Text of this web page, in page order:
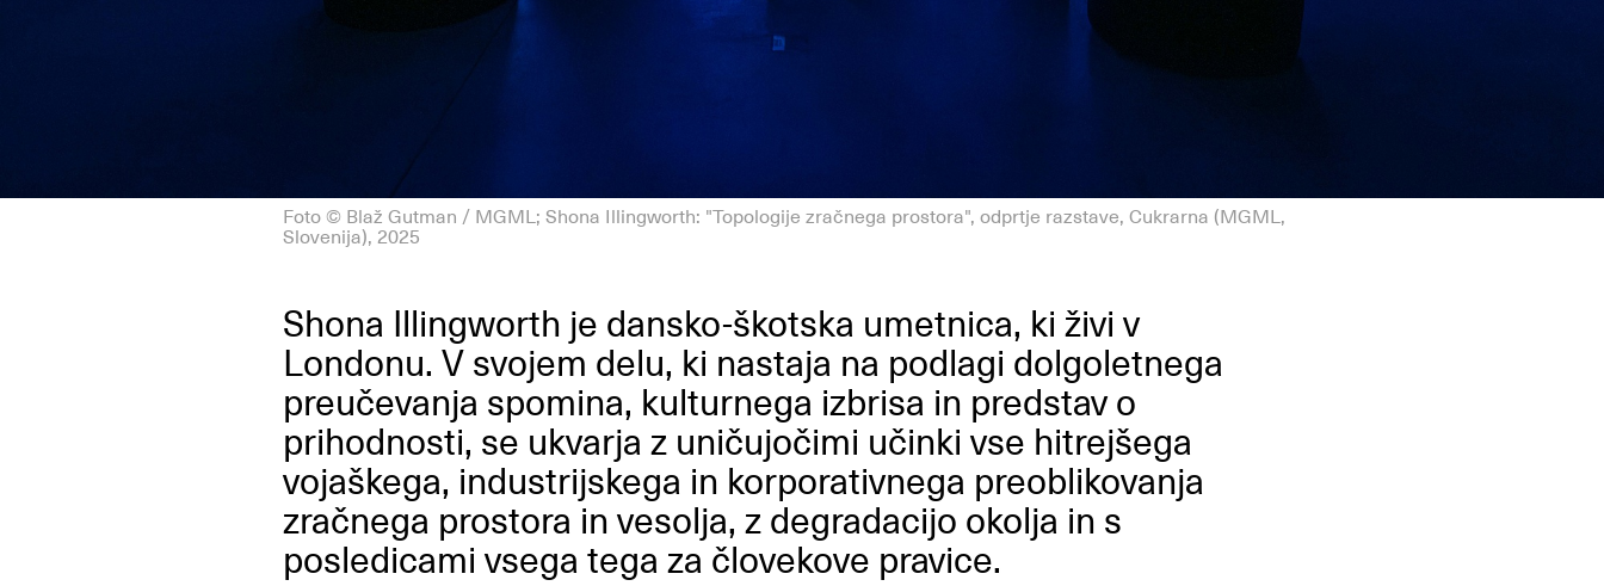
Foto © Blaž Gutman / MGML; Shona Illingworth: "Topologije zračnega prostora", odprtje razstave, Cukrarna (MGML,
Slovenija), 2025
Shona Illingworth je dansko-škotska umetnica, ki živi v
Londonu. V svojem delu, ki nastaja na podlagi dolgoletnega
preučevanja spomina, kulturnega izbrisa in predstav o
prihodnosti, se ukvarja z uničujočimi učinki vse hitrejšega
vojaškega, industrijskega in korporativnega preoblikovanja
zračnega prostora in vesolja, z degradacijo okolja in s
posledicami vsega tega za človekove pravice.